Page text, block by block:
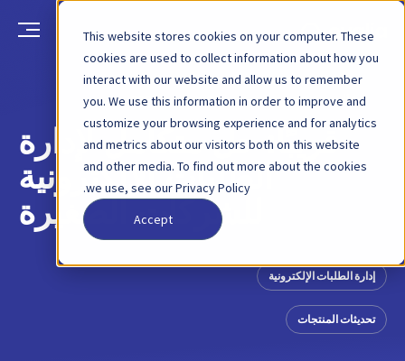
This website stores cookies on your computer. These
cookies are used to collect information about how you
interact with our website and allow us to remember
you. We use this information in order to improve and
customize your browsing experience and for analytics
and metrics about our visitors both on this website
and other media. To find out more about the cookies
we use, see our Privacy Policy.
Accept
العودةمنشور مدونة 29 نوفمبر 2023
قريبًا: حل متكامل لإدارة
الطلبات الإلكترونية
للشركات الصغيرة
إدارة الطلبات الإلكترونية
تحديثات المنتجات